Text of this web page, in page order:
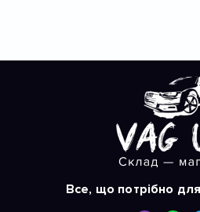
Все, що потрібно